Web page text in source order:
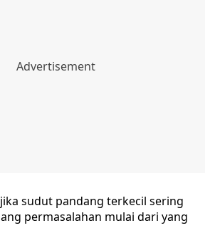
sudut pandang terkecil sering
permasalahan mulai dari yang